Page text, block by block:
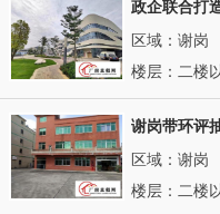
区域：谢岗
楼层：二楼
谢岗带环评
区域：谢岗
楼层：二楼